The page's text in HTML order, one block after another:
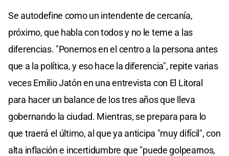
Se autodefine como un intendente de cercanía,
próximo, que habla con todos y no le teme a las
diferencias. "Ponemos en el centro a la persona antes
que a la política, y eso hace la diferencia", repite varias
veces Emilio Jatón en una entrevista con El Litoral
para hacer un balance de los tres años que lleva
gobernando la ciudad. Mientras, se prepara para lo
que traerá el último, al que ya anticipa "muy difícil", con
alta inflación e incertidumbre que "puede golpearnos,